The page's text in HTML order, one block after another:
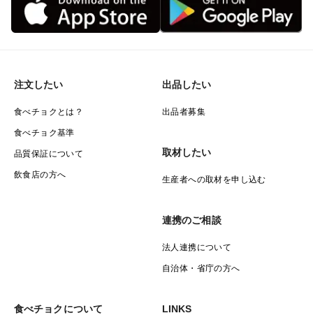
注文したい
食べチョクとは？
食べチョク基準
品質保証について
飲食店の方へ
出品したい
出品者募集
取材したい
生産者への取材を申し込む
連携のご相談
法人連携について
自治体・省庁の方へ
食べチョクについて LINKS